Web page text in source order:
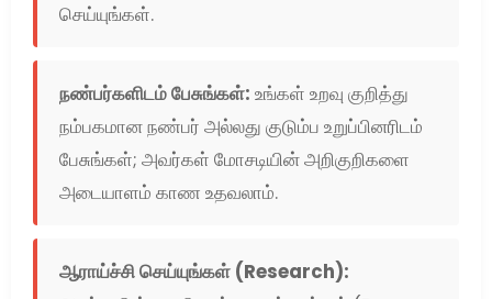
செய்யுங்கள்.
நண்பர்களிடம் பேசுங்கள்: உங்கள் உறவு குறித்து
நம்பகமான நண்பர் அல்லது குடும்ப உறுப்பினரிடம்
பேசுங்கள்; அவர்கள் மோசடியின் அறிகுறிகளை
அடையாளம் காண உதவலாம்.
ஆராய்ச்சி செய்யுங்கள் (Research):